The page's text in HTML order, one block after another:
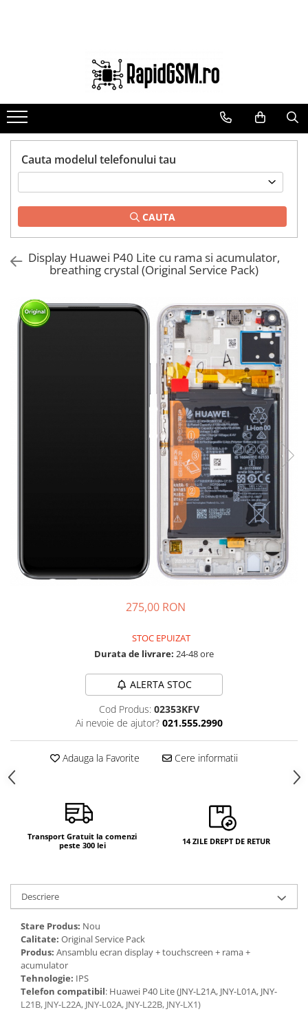
seria J
seria M
seria N(note)
seria S
Ecrane iPhone
Ecrane Huawei / Honor
Ecrane Xiaomi / Redmi
Ecrane Nokia
Ecrane Oppo / Realme
Componente GSM
Module si conectori incarcare
Piese din dezmembrari (SWAP)
Scule Service GSM
Cauta modelul telefonului tau
CAUTA
Display Huawei P40 Lite cu rama si acumulator,
breathing crystal (Original Service Pack)
275,00 RON
STOC EPUIZAT
Durata de livrare: 24-48 ore
ALERTA STOC
Cod Produs: 02353KFV
Ai nevoie de ajutor? 021.555.2990
Adauga la Favorite Cere informatii
Transport Gratuit la comenzi
peste 300 lei
14 ZILE DREPT DE RETUR
Descriere
Stare Produs: Nou
Calitate: Original Service Pack
Produs: Ansamblu ecran display + touchscreen + rama +
acumulator
Tehnologie: IPS
Telefon compatibil: Huawei P40 Lite (JNY-L21A, JNY-L01A, JNY-
L21B, JNY-L22A, JNY-L02A, JNY-L22B, JNY-LX1)